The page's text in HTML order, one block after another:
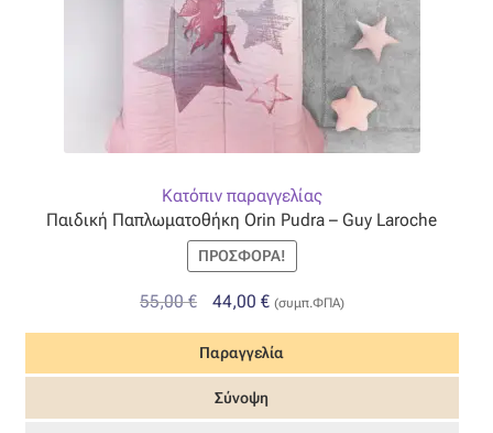
ΠΙΣΤΟΠΟΙΗΣΕΙΣ ΧΑΛΙΩΝ COLORE COLORI
Ραντεβού
Ταμείο
Κατόπιν παραγγελίας
Παιδική Παπλωματοθήκη Orin Pudra – Guy Laroche
ΠΡΟΣΦΟΡΆ!
55,00€
Original
price
was:
55,00 €.
44,00 €Η
τρέχουσα
τιμή
είναι:
(συμπ.ΦΠΑ)
Παραγγελία
Σύνοψη